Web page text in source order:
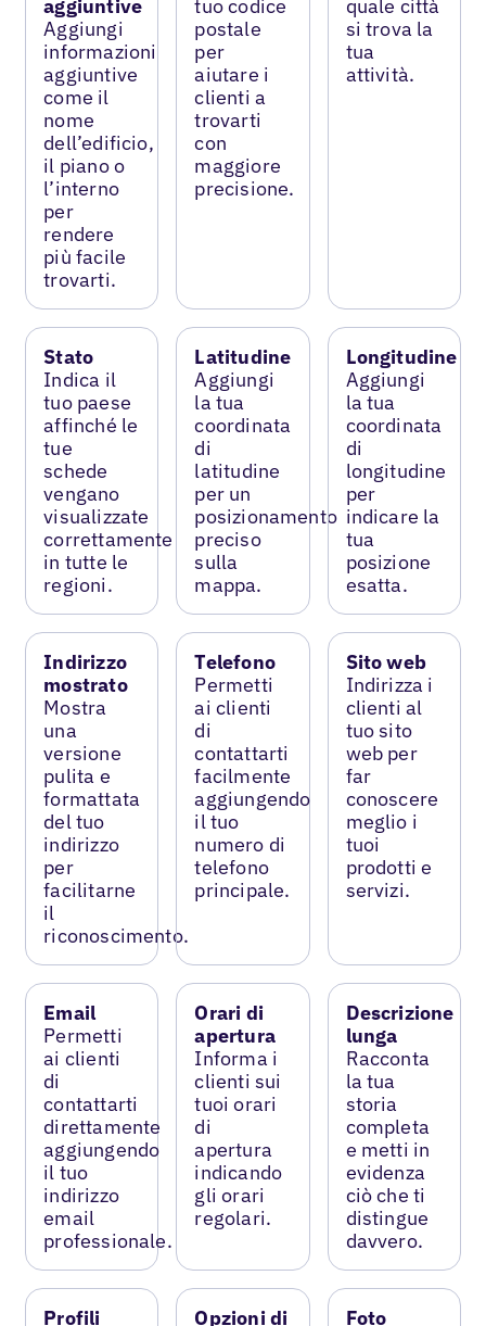
aggiuntive
Aggiungi
informazioni
aggiuntive
come il
nome
dell’edificio,
il piano o
l’interno
per
rendere
più facile
trovarti.
tuo codice
postale
per
aiutare i
clienti a
trovarti
con
maggiore
precisione.
quale città
si trova la
tua
attività.
Stato
Indica il
tuo paese
affinché le
tue
schede
vengano
visualizzate
correttamente
in tutte le
regioni.
Latitudine
Aggiungi
la tua
coordinata
di
latitudine
per un
posizionamento
preciso
sulla
mappa.
Longitudine
Aggiungi
la tua
coordinata
di
longitudine
per
indicare la
tua
posizione
esatta.
Indirizzo
mostrato
Mostra
una
versione
pulita e
formattata
del tuo
indirizzo
per
facilitarne
il
riconoscimento.
Telefono
Permetti
ai clienti
di
contattarti
facilmente
aggiungendo
il tuo
numero di
telefono
principale.
Sito web
Indirizza i
clienti al
tuo sito
web per
far
conoscere
meglio i
tuoi
prodotti e
servizi.
Email
Permetti
ai clienti
di
contattarti
direttamente
aggiungendo
il tuo
indirizzo
email
professionale.
Orari di
apertura
Informa i
clienti sui
tuoi orari
di
apertura
indicando
gli orari
regolari.
Descrizione
lunga
Racconta
la tua
storia
completa
e metti in
evidenza
ciò che ti
distingue
davvero.
Profili
Opzioni di
Foto